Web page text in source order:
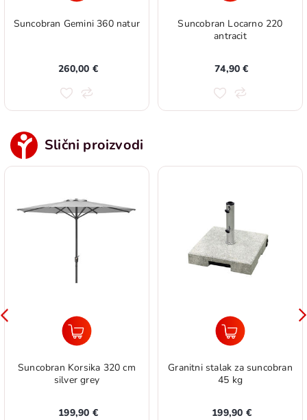
Suncobran Gemini 360 natur
260,00 €
Suncobran Locarno 220
antracit
74,90 €
Slični proizvodi
Suncobran Korsika 320 cm
silver grey
199,90 €
Granitni stalak za suncobran
45 kg
199,90 €